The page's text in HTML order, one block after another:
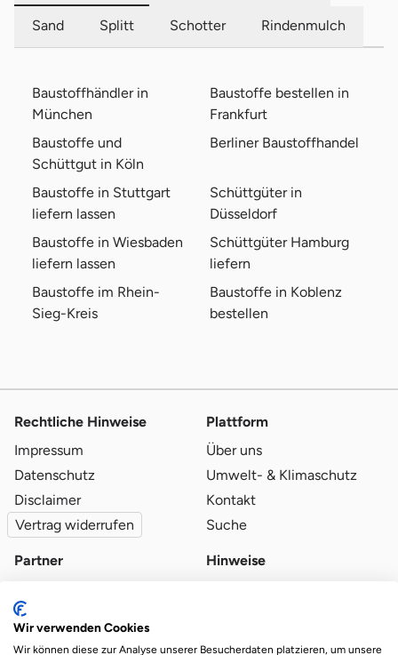
Sand Splitt Schotter Rindenmulch
Baustoffhändler in
München
Baustoffe bestellen in
Frankfurt
Baustoffe und
Schüttgut in Köln
Berliner Baustoffhandel
Baustoffe in Stuttgart
liefern lassen
Schüttgüter in
Düsseldorf
Baustoffe in Wiesbaden
liefern lassen
Schüttgüter Hamburg
liefern
Baustoffe im Rhein-
Sieg-Kreis
Baustoffe in Koblenz
bestellen
Rechtliche Hinweise
Impressum
Datenschutz
Disclaimer
Vertrag widerrufen
Plattform
Über uns
Umwelt- & Klimaschutz
Kontakt
Suche
Partner
Qualitätsvoraussetzungen
Partner-Login
Hinweise
Wir verwenden Cookies
Wir können diese zur Analyse unserer Besucherdaten platzieren, um unsere